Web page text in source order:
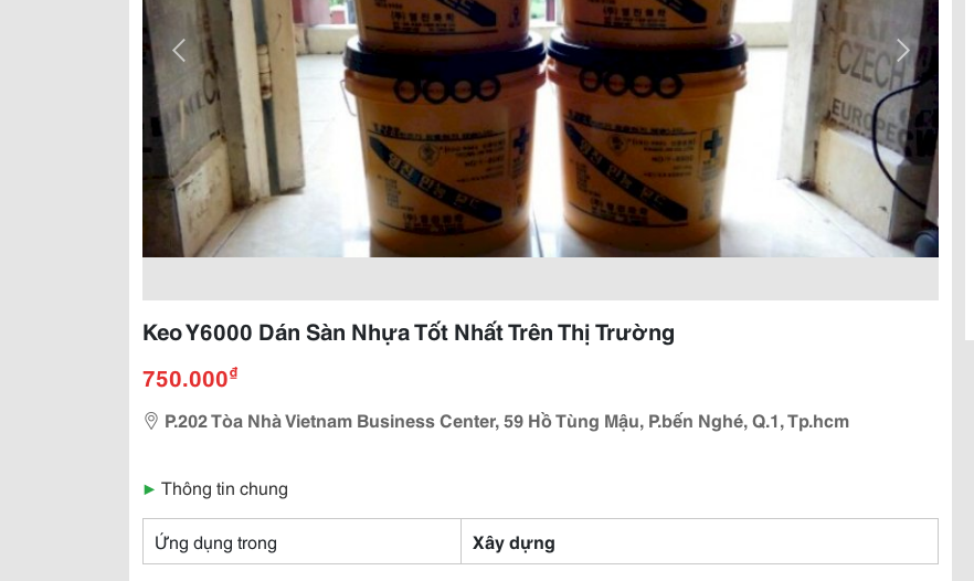
Keo Y6000 Dán Sàn Nhựa Tốt Nhất Trên Thị Trường
750.000₫
P.202 Tòa Nhà Vietnam Business Center, 59 Hồ Tùng Mậu, P.bến Nghé, Q.1, Tp.hcm
▶ Thông tin chung
Ứng dụng trong Xây dựng